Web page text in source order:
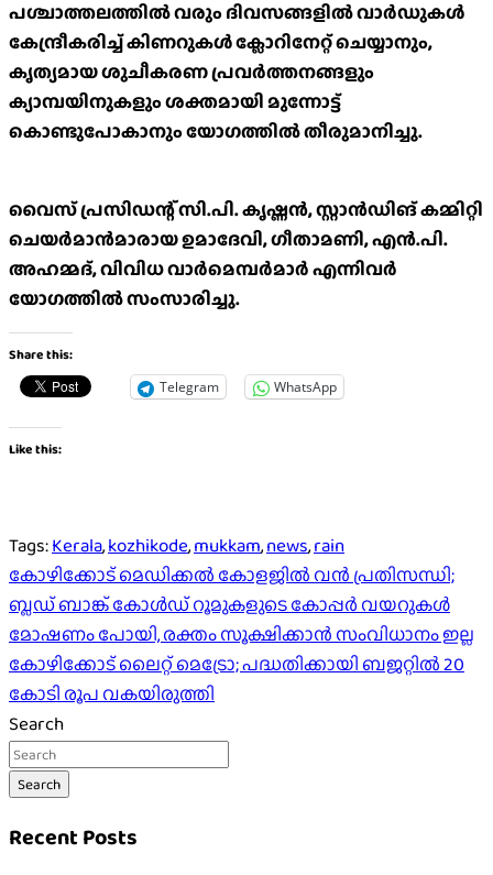
പശ്ചാത്തലത്തിൽ വരും ദിവസങ്ങളിൽ വാർഡുകൾ
കേന്ദ്രീകരിച്ച് കിണറുകൾ ക്ലോറിനേറ്റ് ചെയ്യാനും,
കൃത്യമായ ശുചീകരണ പ്രവർത്തനങ്ങളും
ക്യാമ്പയിനുകളും ശക്തമായി മുന്നോട്ട്
കൊണ്ടുപോകാനും യോഗത്തിൽ തീരുമാനിച്ചു.
വൈസ് പ്രസിഡന്റ് സി.പി. കൃഷ്ണൻ, സ്റ്റാൻഡിങ് കമ്മിറ്റി
ചെയർമാൻമാരായ ഉമാദേവി, ഗീതാമണി, എൻ.പി.
അഹമ്മദ്, വിവിധ വാര്‍മെമ്പര്‍മാര്‍ എന്നിവർ
യോഗത്തിൽ സംസാരിച്ചു.
Share this:
Telegram WhatsApp
Like this:
Tags:Kerala,kozhikode,mukkam,news,rain
Post
navigation
കോഴിക്കോട് മെഡിക്കൽ കോളജിൽ വൻ പ്രതിസന്ധി;
ബ്ലഡ് ബാങ്ക് കോൾഡ് റൂമുകളുടെ കോപ്പർ വയറുകൾ
മോഷണം പോയി, രക്തം സൂക്ഷിക്കാൻ സംവിധാനം ഇല്ല
കോഴിക്കോട് ലൈറ്റ് മെട്രോ; പദ്ധതിക്കായി ബജറ്റിൽ 20
കോടി രൂപ വകയിരുത്തി
Search
Search
Recent Posts